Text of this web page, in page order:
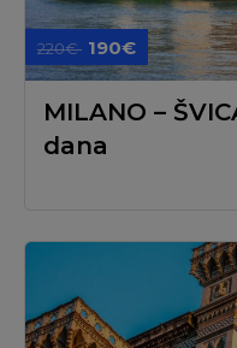
220€ 190€
MILANO –
dana